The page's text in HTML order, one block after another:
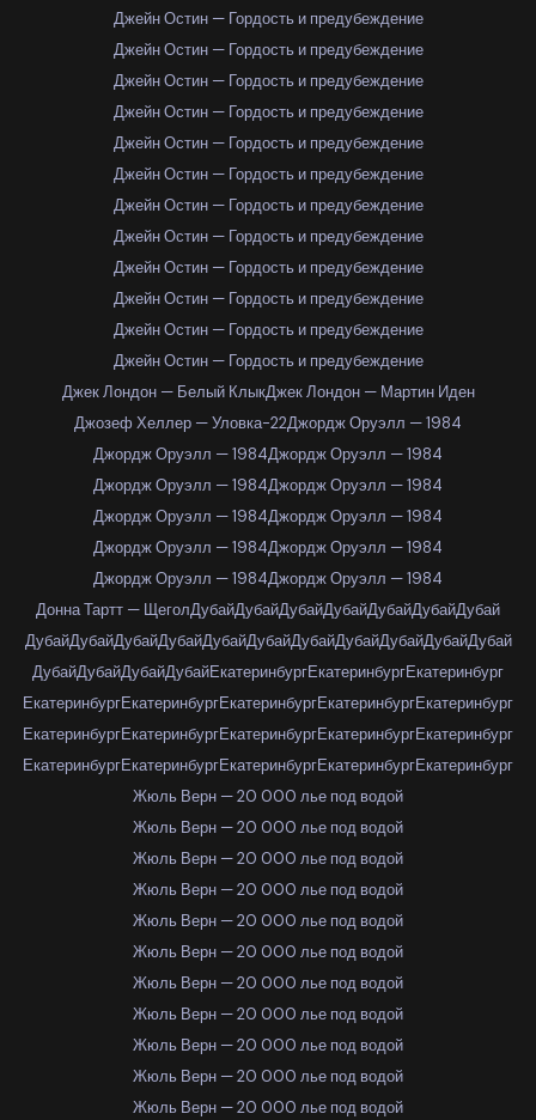
Джейн Остин — Гордость и предубеждение
Джейн Остин — Гордость и предубеждение
Джейн Остин — Гордость и предубеждение
Джейн Остин — Гордость и предубеждение
Джейн Остин — Гордость и предубеждение
Джейн Остин — Гордость и предубеждение
Джейн Остин — Гордость и предубеждение
Джейн Остин — Гордость и предубеждение
Джейн Остин — Гордость и предубеждение
Джейн Остин — Гордость и предубеждение
Джейн Остин — Гордость и предубеждение
Джейн Остин — Гордость и предубеждение
Джек Лондон — Белый КлыкДжек Лондон — Мартин Иден
Джозеф Хеллер — Уловка-22Джордж Оруэлл — 1984
Джордж Оруэлл — 1984Джордж Оруэлл — 1984
Джордж Оруэлл — 1984Джордж Оруэлл — 1984
Джордж Оруэлл — 1984Джордж Оруэлл — 1984
Джордж Оруэлл — 1984Джордж Оруэлл — 1984
Джордж Оруэлл — 1984Джордж Оруэлл — 1984
Донна Тартт — ЩеголДубайДубайДубайДубайДубайДубайДубай
ДубайДубайДубайДубайДубайДубайДубайДубайДубайДубайДубай
ДубайДубайДубайДубайЕкатеринбургЕкатеринбургЕкатеринбург
ЕкатеринбургЕкатеринбургЕкатеринбургЕкатеринбургЕкатеринбург
ЕкатеринбургЕкатеринбургЕкатеринбургЕкатеринбургЕкатеринбург
ЕкатеринбургЕкатеринбургЕкатеринбургЕкатеринбургЕкатеринбург
Жюль Верн — 20 000 лье под водой
Жюль Верн — 20 000 лье под водой
Жюль Верн — 20 000 лье под водой
Жюль Верн — 20 000 лье под водой
Жюль Верн — 20 000 лье под водой
Жюль Верн — 20 000 лье под водой
Жюль Верн — 20 000 лье под водой
Жюль Верн — 20 000 лье под водой
Жюль Верн — 20 000 лье под водой
Жюль Верн — 20 000 лье под водой
Жюль Верн — 20 000 лье под водой